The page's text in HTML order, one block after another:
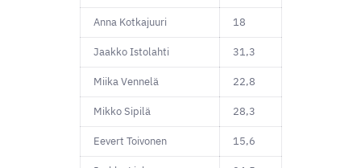
Anna Kotkajuuri 18
Jaakko Istolahti 31,3
Miika Vennelä 22,8
Mikko Sipilä 28,3
Eevert Toivonen 15,6